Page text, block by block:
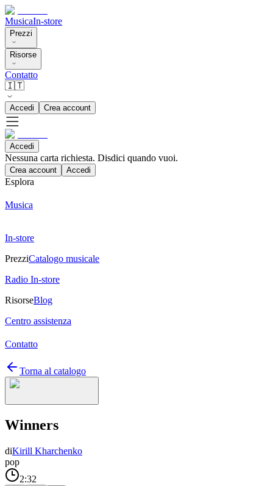
MusicaIn-store
Prezzi
Risorse
Contatto
🇮🇹
Accedi Crea account
Accedi
Nessuna carta richiesta. Disdici quando vuoi.
Crea account Accedi
Esplora
Musica
In-store
PrezziCatalogo musicale
Radio In-store
RisorseBlog
Centro assistenza
Contatto
Torna al catalogo
Winners
diKirill Kharchenko
pop
2:32